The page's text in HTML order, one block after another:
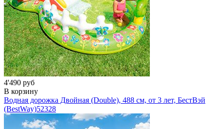
4'490 руб
В корзину
Водная дорожка Двойная (Double), 488 см, от 3 лет, БестВэй
(BestWay)52328